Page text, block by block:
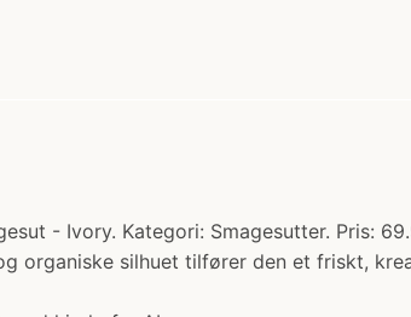
- Ivory. Kategori: Smagesutter. Pris:
organiske silhuet tilfører den et friskt,